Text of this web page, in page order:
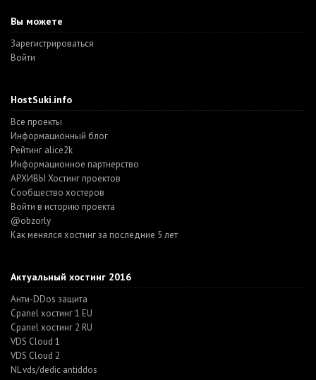
Вы можете
Зарегистрироваться
Войти
HostSuki.info
Все проекты
Информационный блог
Рейтинг alice2k
Информационное партнерство
АРХИВЫ Хостинг проектов
Cообщество хостеров
Войти в историю проекта
@obzorly
Как менялся хостинг за последние 5 лет
Актуальный хостинг 2016
Анти-DDos защита
Cpanel хостинг 1 EU
Cpanel хостинг 2 RU
VDS Cloud 1
VDS Cloud 2
NL vds/dedic antiddos